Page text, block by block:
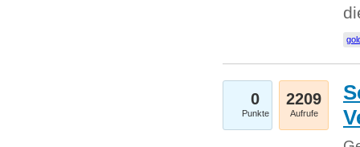
0
Punkte
2209
Aufrufe